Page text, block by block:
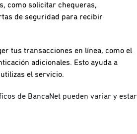
como solicitar chequeras,
de seguridad para recibir
tus transacciones en línea, como el
adicionales. Esto ayuda a
el servicio.
de BancaNet pueden variar y estar